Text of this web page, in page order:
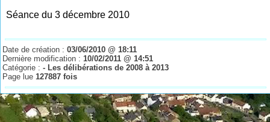
Séance du 3 décembre 2010
Date de création :03/06/2010 @ 18:11
Dernière modification :10/02/2011 @ 14:51
Catégorie :- Les délibérations de 2008 à 2013
Page lue127887 fois